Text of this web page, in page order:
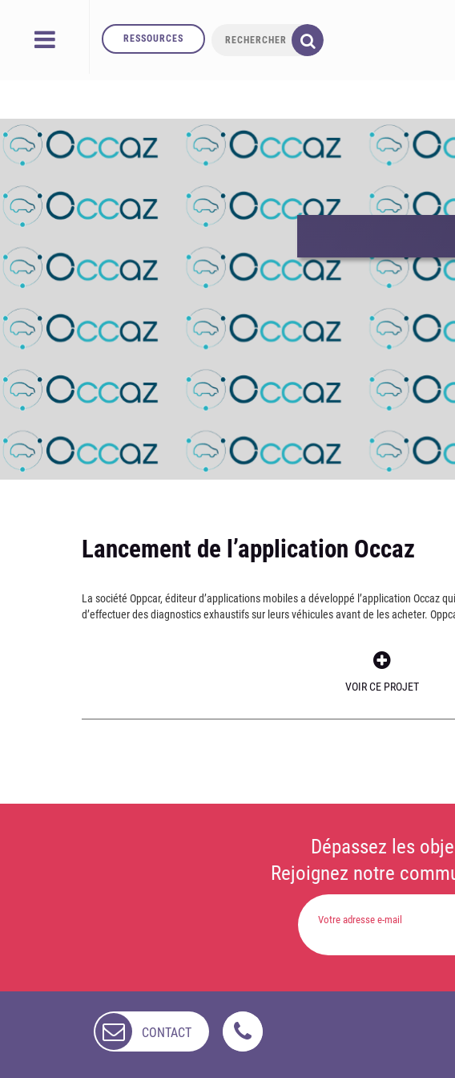
RESSOURCES
Lancement de l’application Occaz
La société Oppcar, éditeur d’applications mobiles a développé l’application Occaz
d’effectuer des diagnostics exhaustifs sur leurs véhicules avant de les acheter.
VOIR CE PROJET
Dépassez les
Rejoignez notre
CONTACT